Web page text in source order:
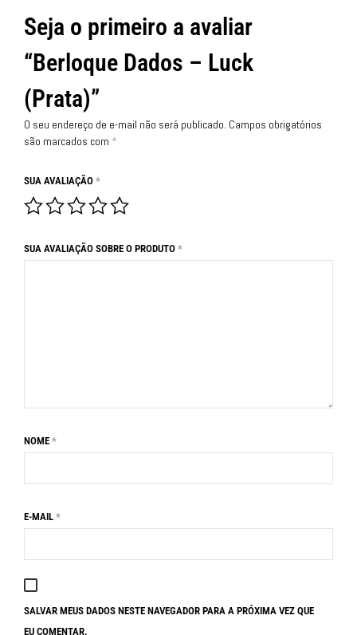
Seja o primeiro a avaliar
“Berloque Dados – Luck
(Prata)”
O seu endereço de e-mail não será publicado. Campos obrigatórios
são marcados com *
SUA AVALIAÇÃO *
SUA AVALIAÇÃO SOBRE O PRODUTO *
NOME *
E-MAIL *
SALVAR MEUS DADOS NESTE NAVEGADOR PARA A PRÓXIMA VEZ QUE
EU COMENTAR.